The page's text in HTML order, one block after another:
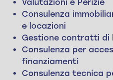
Valutazioni e Perizie
Consulenza
e locazioni
Gestione contratti di
Consulenza per
finanziamenti
Consulenza tecnica